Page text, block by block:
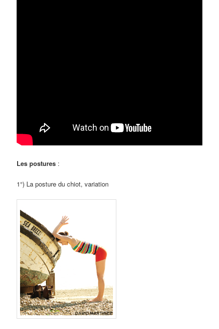
Les postures :
1°) La posture du chiot, variation